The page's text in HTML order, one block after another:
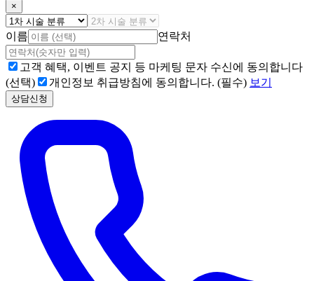
×
이름 연락처
고객 혜택, 이벤트 공지 등 마케팅 문자 수신에 동의합니다
(선택)
개인정보 취급방침에 동의합니다. (필수) 보기
상담신청